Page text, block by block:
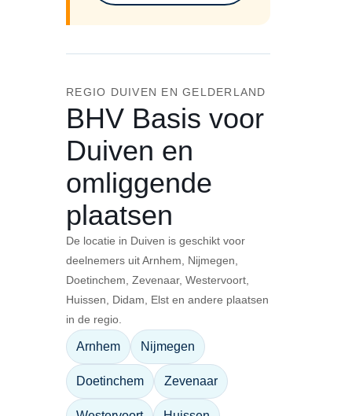
REGIO DUIVEN EN GELDERLAND
BHV Basis voor
Duiven en
omliggende
plaatsen
De locatie in Duiven is geschikt voor
deelnemers uit Arnhem, Nijmegen,
Doetinchem, Zevenaar, Westervoort,
Huissen, Didam, Elst en andere plaatsen
in de regio.
Arnhem Nijmegen
Doetinchem Zevenaar